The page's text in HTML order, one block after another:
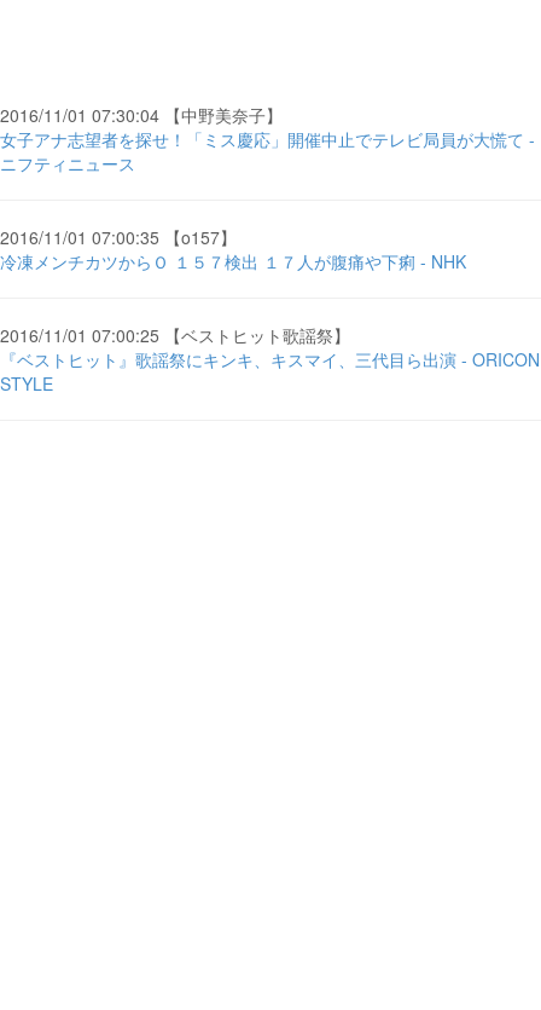
2016/11/01 07:30:04 【中野美奈子】
女子アナ志望者を探せ！「ミス慶応」開催中止でテレビ局員が大慌て -
ニフティニュース
2016/11/01 07:00:35 【o157】
冷凍メンチカツからＯ １５７検出 １７人が腹痛や下痢 - NHK
2016/11/01 07:00:25 【ベストヒット歌謡祭】
『ベストヒット』歌謡祭にキンキ、キスマイ、三代目ら出演 - ORICON
STYLE